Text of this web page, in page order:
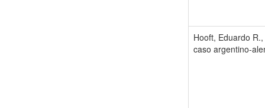
Hooft, Eduardo
caso argentino-